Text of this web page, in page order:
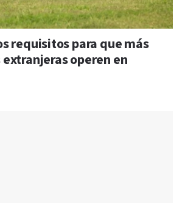
requisitos para que más
operen en